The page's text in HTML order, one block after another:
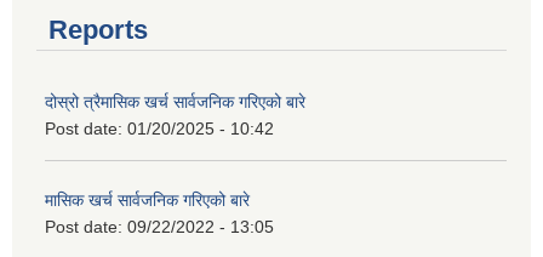
Reports
दोस्रो त्रैमासिक खर्च सार्वजनिक गरिएको बारे
Post date: 01/20/2025 - 10:42
मासिक खर्च सार्वजनिक गरिएको बारे
Post date: 09/22/2022 - 13:05